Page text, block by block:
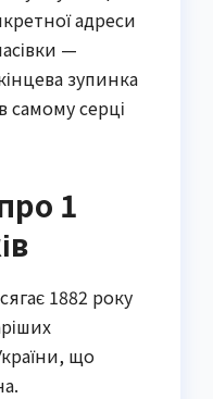
адреси
—
зупинка
самому серці
1
1882 року
що